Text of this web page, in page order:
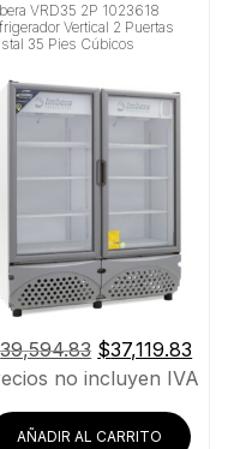
VRD35 2P 1023618
Vertical 2 Puertas
35 Pies Cúbicos
39,594.83 El
precio
era:
$37,119.83
no incluyen IVA
AÑADIR AL CARRITO